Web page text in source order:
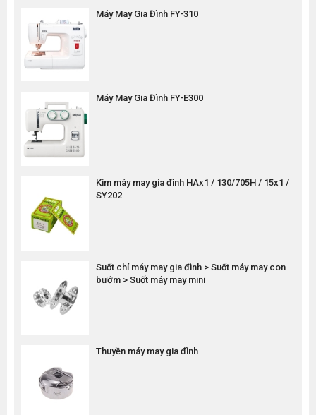
Máy May Gia Đình FY-310
Máy May Gia Đình FY-E300
Kim máy may gia đình HAx1 / 130/705H / 15x1 /
SY202
Suốt chỉ máy may gia đình > Suốt máy may con
bướm > Suốt máy may mini
Thuyền máy may gia đình